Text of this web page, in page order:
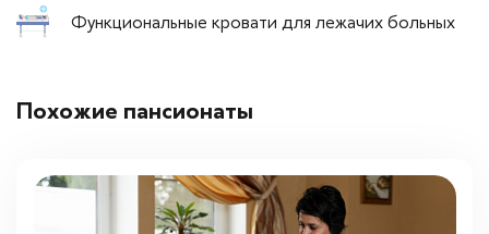
Функциональные кровати для лежачих больных
Похожие пансионаты